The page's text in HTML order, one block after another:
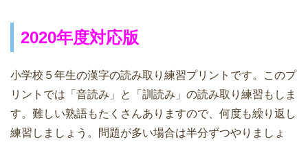
2020年度対応版
小学校５年生の漢字の読み取り練習プリントです。このプ
リントでは「音読み」と「訓読み」の読み取り練習もしま
す。難しい熟語もたくさんありますので、何度も繰り返し
練習しましょう。問題が多い場合は半分ずつやりましょ